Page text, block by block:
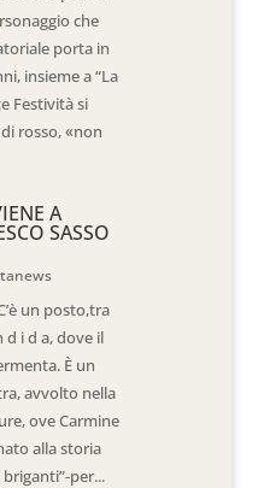
che
porta in
insieme a “La
Festività si
rosso, «non
A
SASSO
un posto,tra
d i d a, dove il
È un
avvolto nella
ove Carmine
alla storia
per...